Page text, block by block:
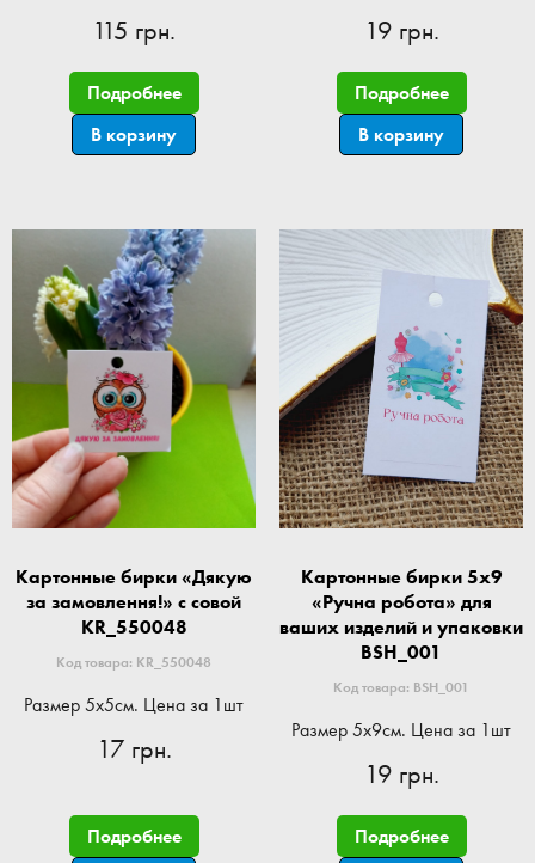
115 грн.
Подробнее
В корзину
19 грн.
Подробнее
В корзину
Картонные бирки «Дякую
за замовлення!» с совой
KR_550048
Код товара: KR_550048
Размер 5x5см. Цена за 1шт
17 грн.
Подробнее
Картонные бирки 5x9
«Ручна робота» для
ваших изделий и упаковки
BSH_001
Код товара: BSH_001
Размер 5x9см. Цена за 1шт
19 грн.
Подробнее